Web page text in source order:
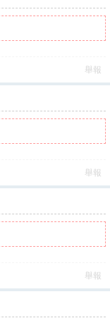
舉報
舉報
舉報